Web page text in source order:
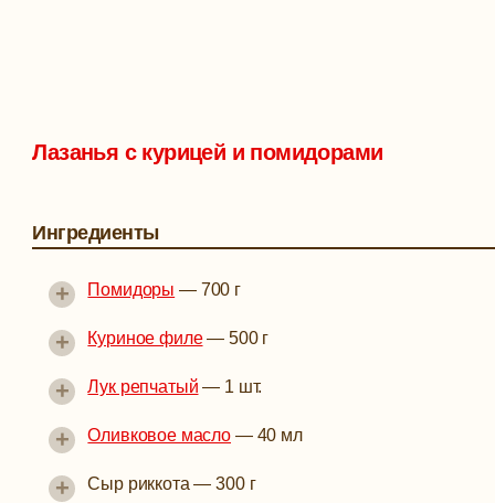
Лазанья с курицей и помидорами
Ингредиенты
Помидоры — 700 г
+
Куриное филе—500 г
+
Лук репчатый — 1 шт.
+
Оливковое масло — 40 мл
+
Сыр риккота —300 г
+